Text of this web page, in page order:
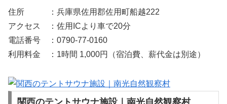
住所 ：兵庫県佐用郡佐用町船越222
アクセス ：佐用ICより車で20分
電話番号 ：0790-77-0160
利用料金 ：1時間 1,000円（宿泊費、薪代金は別途）